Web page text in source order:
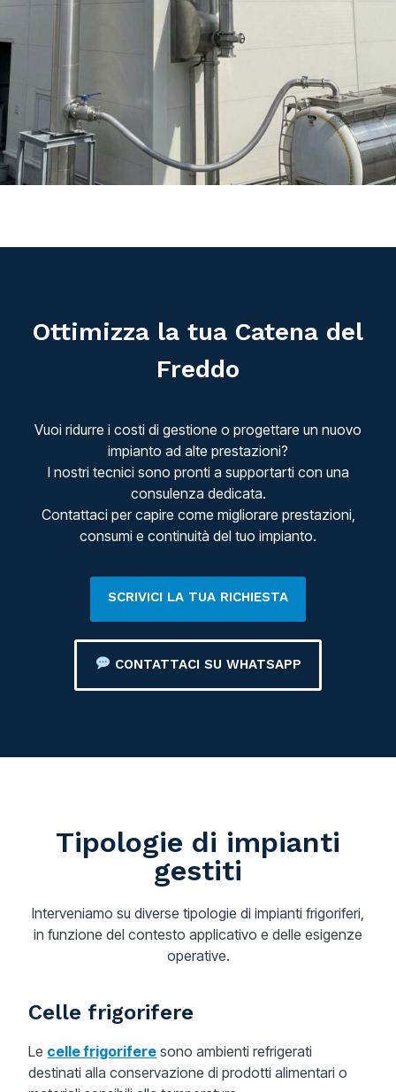
Ottimizza la tua Catena del
Freddo
Vuoi ridurre i costi di gestione o progettare un nuovo
impianto ad alte prestazioni?
I nostri tecnici sono pronti a supportarti con una
consulenza dedicata.
Contattaci per capire come migliorare prestazioni,
consumi e continuità del tuo impianto.
SCRIVICI LA TUA RICHIESTA
CONTATTACI SU WHATSAPP
Tipologie di impianti
gestiti
Interveniamo su diverse tipologie di impianti frigoriferi,
in funzione del contesto applicativo e delle esigenze
operative.
Celle frigorifere
Le celle frigorifere sono ambienti refrigerati
destinati alla conservazione di prodotti alimentari o